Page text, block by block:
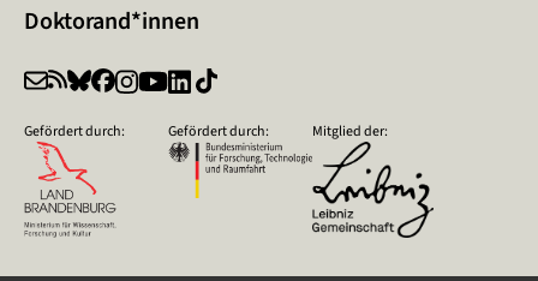
Doktorand*innen
Gefördert durch: Gefördert durch: Mitglied der: